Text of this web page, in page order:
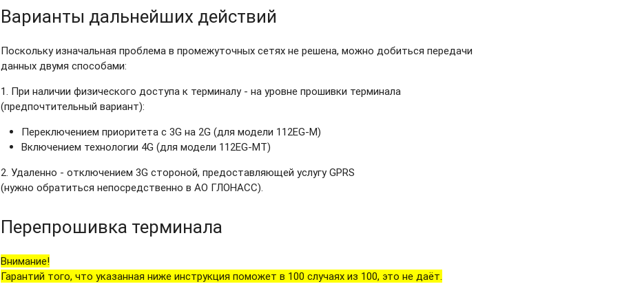
Варианты дальнейших действий
Поскольку изначальная проблема в промежуточных сетях не решена, можно добиться передачи
данных двумя способами:
1. При наличии физического доступа к терминалу - на уровне прошивки терминала
(предпочтительный вариант):
Переключением приоритета с 3G на 2G (для модели 112EG-M)
Включением технологии 4G (для модели 112EG-MT)
2. Удаленно - отключением 3G стороной, предоставляющей услугу GPRS
(нужно обратиться непосредственно в АО ГЛОНАСС).
Перепрошивка терминала
Внимание!
Гарантий того, что указанная ниже инструкция поможет в 100 случаях из 100, это не даёт.